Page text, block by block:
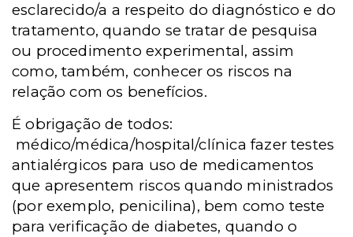
esclarecido/a a respeito do diagnóstico e do
tratamento, quando se tratar de pesquisa
ou procedimento experimental, assim
como, também, conhecer os riscos na
relação com os benefícios.
É obrigação de todos:
médico/médica/hospital/clínica fazer testes
antialérgicos para uso de medicamentos
que apresentem riscos quando ministrados
(por exemplo, penicilina), bem como teste
para verificação de diabetes, quando o